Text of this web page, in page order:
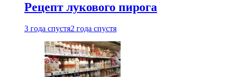
Рецепт лукового пирога
3 года спустя2 года спустя